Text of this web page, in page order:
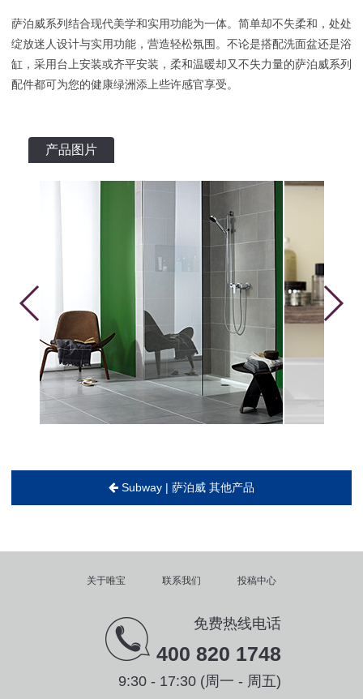
萨泊威系列结合现代美学和实用功能为一体。简单却不失柔和，处处
绽放迷人设计与实用功能，营造轻松氛围。不论是搭配洗面盆还是浴
缸，采用台上安装或齐平安装，柔和温暖却又不失力量的萨泊威系列
配件都可为您的健康绿洲添上些许感官享受。
产品图片
Subway | 萨泊威 其他产品
关于唯宝 联系我们 投稿中心
免费热线电话
400 820 1748
9:30 - 17:30 (周一 - 周五)